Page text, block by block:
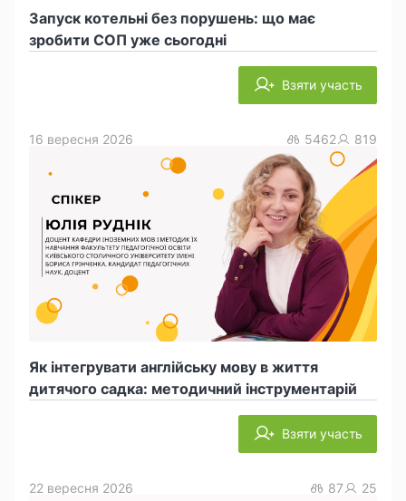
Запуск котельні без порушень: що має
зробити СОП уже сьогодні
Взяти участь
Як інтегрувати англійську мову в життя
дитячого садка: методичний інструментарій
16 вересня 2026 5462 819
Взяти участь
22 вересня 2026 87 25